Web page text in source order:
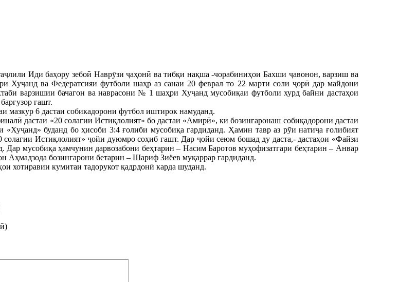
Иди баҳору зебоӣ Наврӯзи ҷаҳонӣ ва тибқи нақша -чорабиниҳои Бахши ҷавонон, варзиш ва
Хуҷанд ва Федератсияи футболи шаҳр аз санаи 20 феврал то 22 марти соли ҷорӣ дар майдони
варзишии бачагон ва наврасони № 1 шаҳри Хуҷанд мусобиқаи футболи хурд байни дастаҳои
гашт.
мазкур 6 дастаи собикадорони футбол иштирок намуданд.
дастаи «20 солагии Истиқлолият» бо дастаи «Амирӣ», ки бозингаронаш собиқадорони дастаи
«Хуҷанд» буданд бо ҳисоби 3:4 ғолиби мусобиқа гардиданд. Ҳамин тавр аз рӯи натиҷа ғолибият
Истиқлолият» ҷойи дуюмро соҳиб гашт. Дар ҷойи сеюм бошад ду даста,- дастаҳои «Файзи
Дар мусобиқа ҳамчунин дарвозабони беҳтарин – Насим Баротов муҳофизатгари беҳтарин – Анвар
бозингарони бетарин – Шариф Зиёев муқаррар гардиданд.
хотиравии кумитаи тадорукот қадрдонӣ карда шуданд.